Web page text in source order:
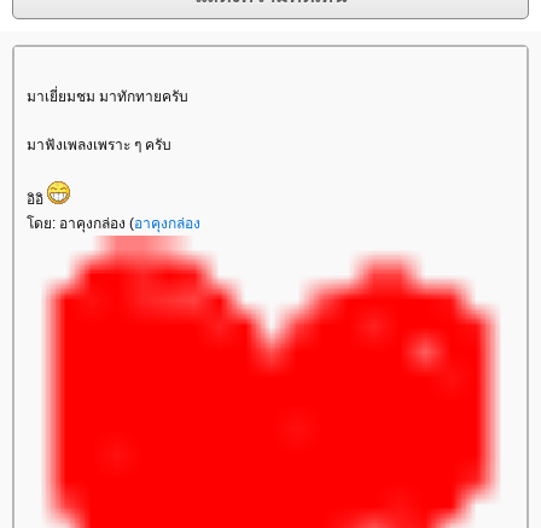
มาเยี่ยมชม มาทักทายครับ
มาฟังเพลงเพราะ ๆ ครับ
อิอิ
โดย: อาคุงกล่อง (อาคุงกล่อง